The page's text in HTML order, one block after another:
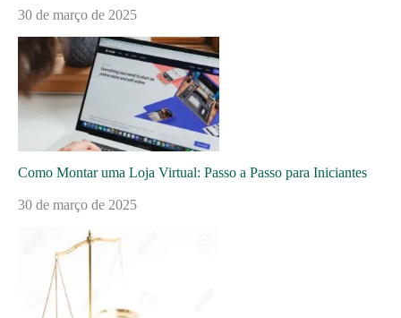
30 de março de 2025
Como Montar uma Loja Virtual: Passo a Passo para Iniciantes
30 de março de 2025